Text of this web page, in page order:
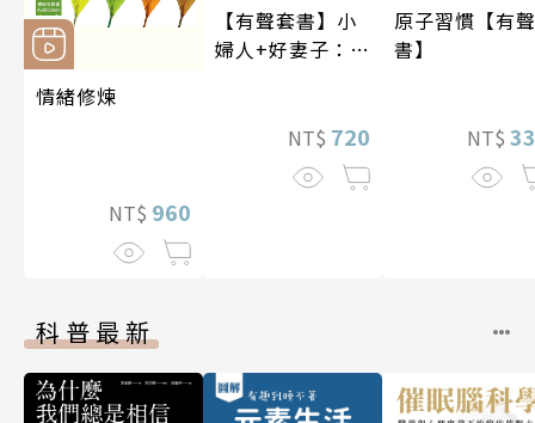
情緒修煉
NT$ 960
【有聲套書】小
婦人+好妻子：路
NT$ 720
原子習慣【有聲
書】
NT$
科普最新